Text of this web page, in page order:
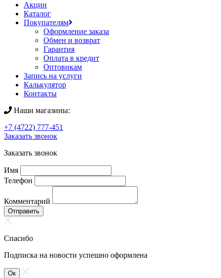
Акции
Каталог
Покупателям
Оформление заказа
Обмен и возврат
Гарантия
Оплата в кредит
Оптовикам
Запись на услуги
Калькулятор
Контакты
Наши магазины:
+7 (4722) 777-451
Заказать звонок
Заказать звонок
Имя
Телефон
Комментарий
Отправить
Спасибо
Подписка на новости успешно оформлена
Ок